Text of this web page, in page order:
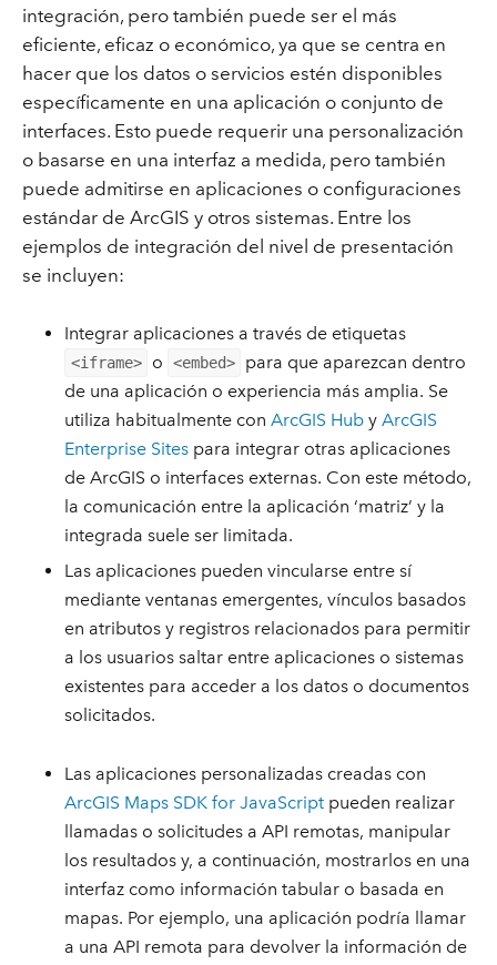
integración, pero también puede ser el más
eficiente, eficaz o económico, ya que se centra en
hacer que los datos o servicios estén disponibles
específicamente en una aplicación o conjunto de
interfaces. Esto puede requerir una personalización
o basarse en una interfaz a medida, pero también
puede admitirse en aplicaciones o configuraciones
estándar de ArcGIS y otros sistemas. Entre los
ejemplos de integración del nivel de presentación
se incluyen:
Integrar aplicaciones a través de etiquetas
<iframe> o <embed>
para que aparezcan dentro
de una aplicación o experiencia más amplia. Se
utiliza habitualmente conArcGIS Hub yArcGIS
Enterprise Sites para integrar otras aplicaciones
de ArcGIS o interfaces externas. Con este método,
la comunicación entre la aplicación ‘matriz’ y la
integrada suele ser limitada.
Las aplicaciones pueden vincularse entre sí
mediante ventanas emergentes, vínculos basados
en atributos y registros relacionados para permitir
a los usuarios saltar entre aplicaciones o sistemas
existentes para acceder a los datos o documentos
solicitados.
Las aplicaciones personalizadas creadas con
ArcGIS Maps SDK for JavaScript pueden realizar
llamadas o solicitudes a API remotas, manipular
los resultados y, a continuación, mostrarlos en una
interfaz como información tabular o basada en
mapas. Por ejemplo, una aplicación podría llamar
a una API remota para devolver la información de